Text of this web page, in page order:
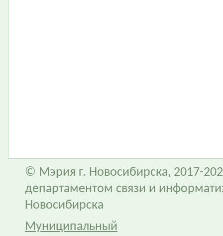
© Мэрия г. Новосибирска, 2017-
департаментом связи и
Новосибирска
Муниципальный